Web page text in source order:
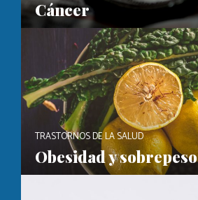
Cáncer
TRASTORNOS DE LA SALUD
Obesidad y sobrepeso